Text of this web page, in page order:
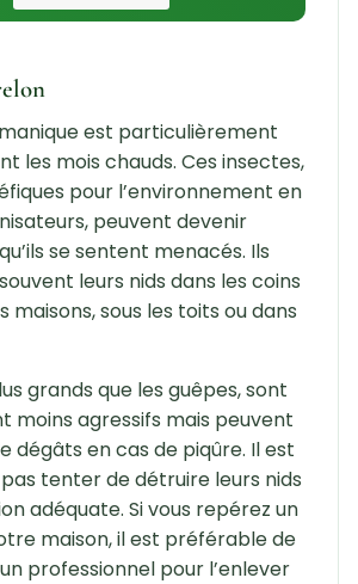
est particulièrement
les mois chauds. Ces insectes,
pour l’environnement en
peuvent devenir
se sentent menacés. Ils
leurs nids dans les coins
maisons, sous les toits ou dans
grands que les guêpes, sont
moins agressifs mais peuvent
dégâts en cas de piqûre. Il est
tenter de détruire leurs nids
adéquate. Si vous repérez un
maison, il est préférable de
professionnel pour l’enlever